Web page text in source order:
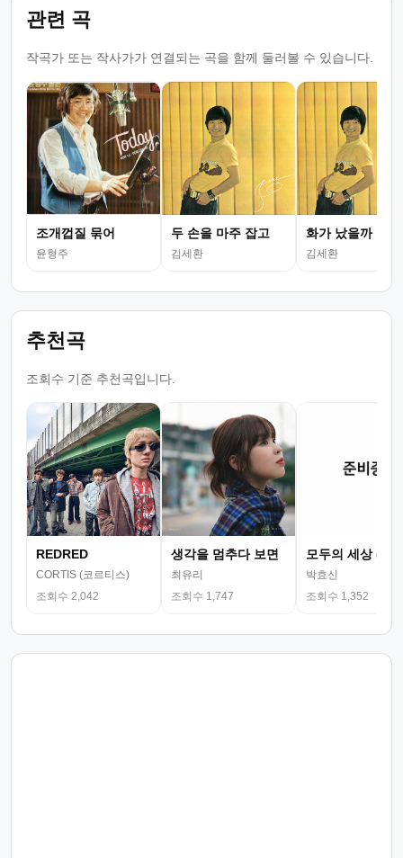
관련 곡
작곡가 또는 작사가가 연결되는 곡을 함께 둘러볼 수 있습니다.
조개껍질 묶어
윤형주
두 손을 마주 잡고
김세환
화가 났을까
김세환
추천곡
조회수 기준 추천곡입니다.
REDRED
CORTIS (코르티스)
조회수 2,042
생각을 멈추다 보면
최유리
조회수 1,747
모두의 세상 (뮤
박효신
조회수 1,352